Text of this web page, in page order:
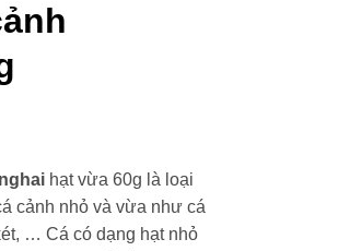
hạt vừa 60g là loại
cảnh nhỏ và vừa như cá
… Cá có dạng hạt nhỏ